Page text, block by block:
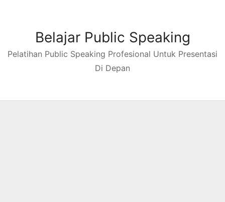
Belajar Public Speaking
Pelatihan Public Speaking Profesional Untuk Presentasi
Di Depan